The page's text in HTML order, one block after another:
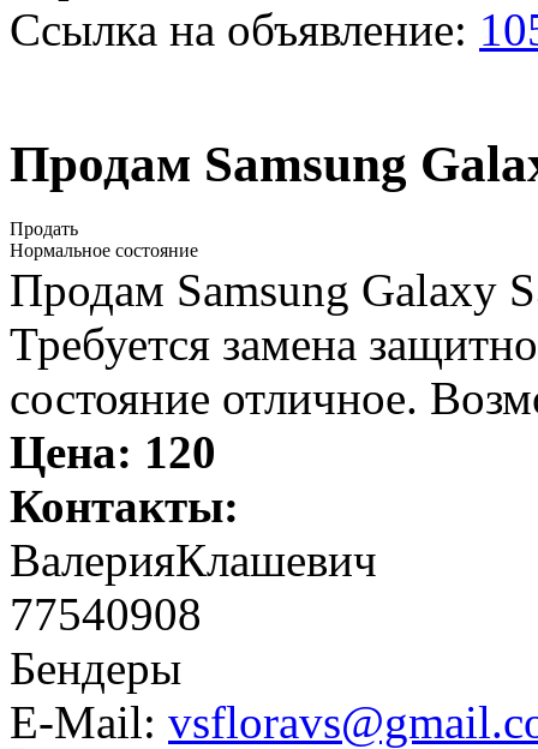
Ссылка на объявление:
Продам Samsung
Продать
Нормальное состояние
Продам Samsung Galaxy
Требуется замена
состояние отличное.
Цена: 120
Контакты:
ВалерияКлашевич
77540908
Бендеры
E-Mail: